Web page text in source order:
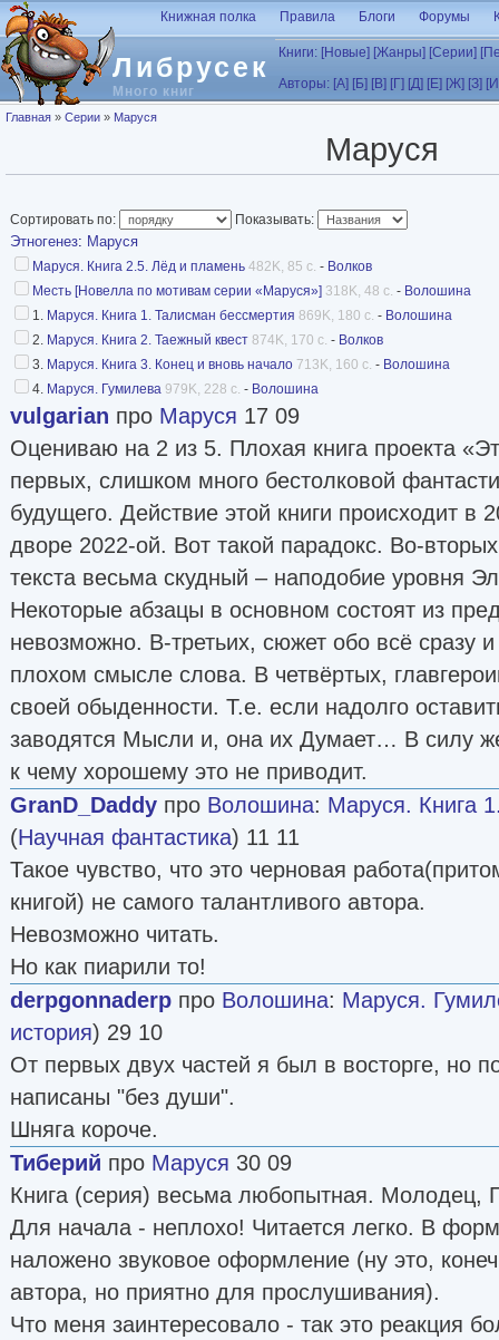
Перейти к основному содержанию
Либрусек
Много книг
Книжная полка Правила Блоги Форумы
Книги: [Новые] [Жанры] [Серии]
Авторы: [А] [Б] [В] [Г] [Д] [Е] [Ж] [З]
Вы здесь
Главная » Серии » Маруся
Маруся
Сортировать по: Показывать:
Этногенез: Маруся
Маруся. Книга 2.5. Лёд и пламень 482K, 85 с. - Волков
Месть [Новелла по мотивам серии «Маруся»] 318K, 48 с. - Волошина
1. Маруся. Книга 1. Талисман бессмертия 869K, 180 с. - Волошина
2. Маруся. Книга 2. Таежный квест 874K, 170 с. - Волков
3. Маруся. Книга 3. Конец и вновь начало 713K, 160 с. - Волошина
4. Маруся. Гумилева 979K, 228 с. - Волошина
vulgarian про Маруся 17 09
Оцениваю на 2 из 5. Плохая книга проекта
первых, слишком много бестолковой
будущего. Действие этой книги происходит в
дворе 2022-ой. Вот такой парадокс. Во-
текста весьма скудный – наподобие уровня
Некоторые абзацы в основном состоят из
невозможно. В-третьих, сюжет обо всё сразу
плохом смысле слова. В четвёртых,
своей обыденности. Т.е. если надолго
заводятся Мысли и, она их Думает… В силу
к чему хорошему это не приводит.
GranD_Daddy про Волошина: Маруся. Книга
(Научная фантастика) 11 11
Такое чувство, что это черновая
книгой) не самого талантливого автора.
Невозможно читать.
Но как пиарили то!
derpgonnaderp про Волошина: Маруся.
история) 29 10
От первых двух частей я был в восторге, но
написаны "без души".
Шняга короче.
Тиберий про Маруся 30 09
Книга (серия) весьма любопытная. Молодец,
Для начала - неплохо! Читается легко. В
наложено звуковое оформление (ну это,
автора, но приятно для прослушивания).
Что меня заинтересовало - так это реакция